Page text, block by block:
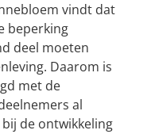
vindt dat
beperking
deel moeten
Daarom is
met de
al
de ontwikkeling